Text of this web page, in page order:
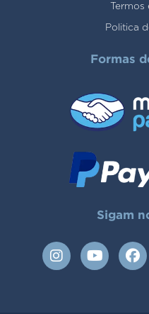
Politica
Formas
Sigam
I
n
Y
o
F
a